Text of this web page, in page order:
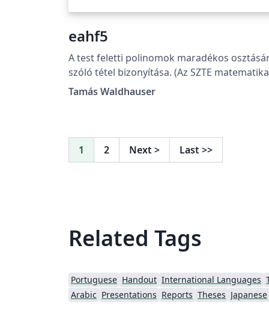
eahf5
A test feletti polinomok maradékos
szóló tétel bizonyítása. (Az SZTE matematika
alapszak Algebra és számelmélet (MBNK13)
Tamás Waldhauser
1 2 Next > Last >>
Related Tags
Portuguese Handout International Languages
Arabic Presentations Reports Theses Japanese